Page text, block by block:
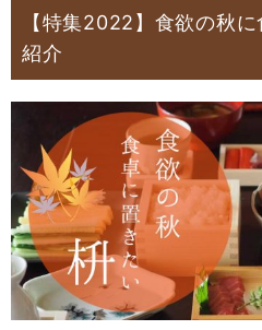
【特集2022】食欲の秋
紹介